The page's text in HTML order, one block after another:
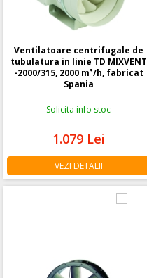
Ventilatoare centrifugale de
tubulatura in linie TD MIXVENT
-2000/315, 2000 m³/h, fabricat
Spania
Solicita info stoc
1.079 Lei
VEZI DETALII